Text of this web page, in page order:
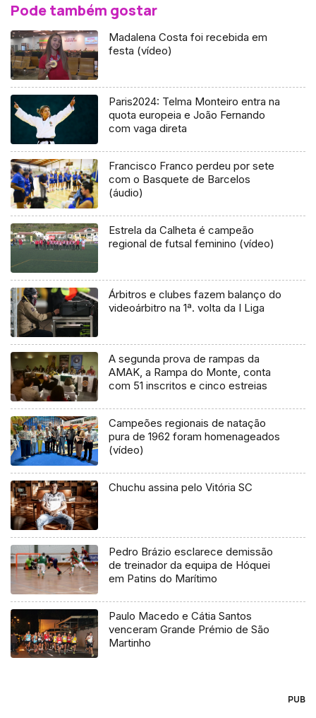
Pode também gostar
Madalena Costa foi recebida em
festa (vídeo)
Paris2024: Telma Monteiro entra na
quota europeia e João Fernando
com vaga direta
Francisco Franco perdeu por sete
com o Basquete de Barcelos
(áudio)
Estrela da Calheta é campeão
regional de futsal feminino (vídeo)
Árbitros e clubes fazem balanço do
videoárbitro na 1ª. volta da I Liga
A segunda prova de rampas da
AMAK, a Rampa do Monte, conta
com 51 inscritos e cinco estreias
Campeões regionais de natação
pura de 1962 foram homenageados
(vídeo)
Chuchu assina pelo Vitória SC
Pedro Brázio esclarece demissão
de treinador da equipa de Hóquei
em Patins do Marítimo
Paulo Macedo e Cátia Santos
venceram Grande Prémio de São
Martinho
PUB